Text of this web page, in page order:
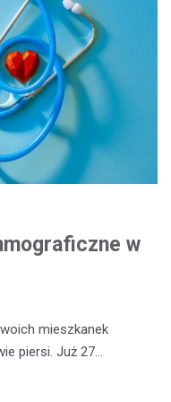
w
mieszkanek
piersi. Już 27…